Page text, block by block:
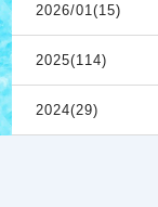
2026/01(15)
2025(114)
2024(29)